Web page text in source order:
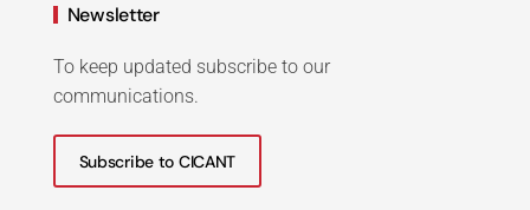
Newsletter
To keep updated subscribe to our
communications.
Subscribe to CICANT